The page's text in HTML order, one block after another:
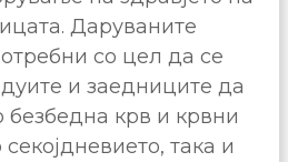
Даруваните
со цел да се
и заедниците да
безбедна крв и крвни
така и